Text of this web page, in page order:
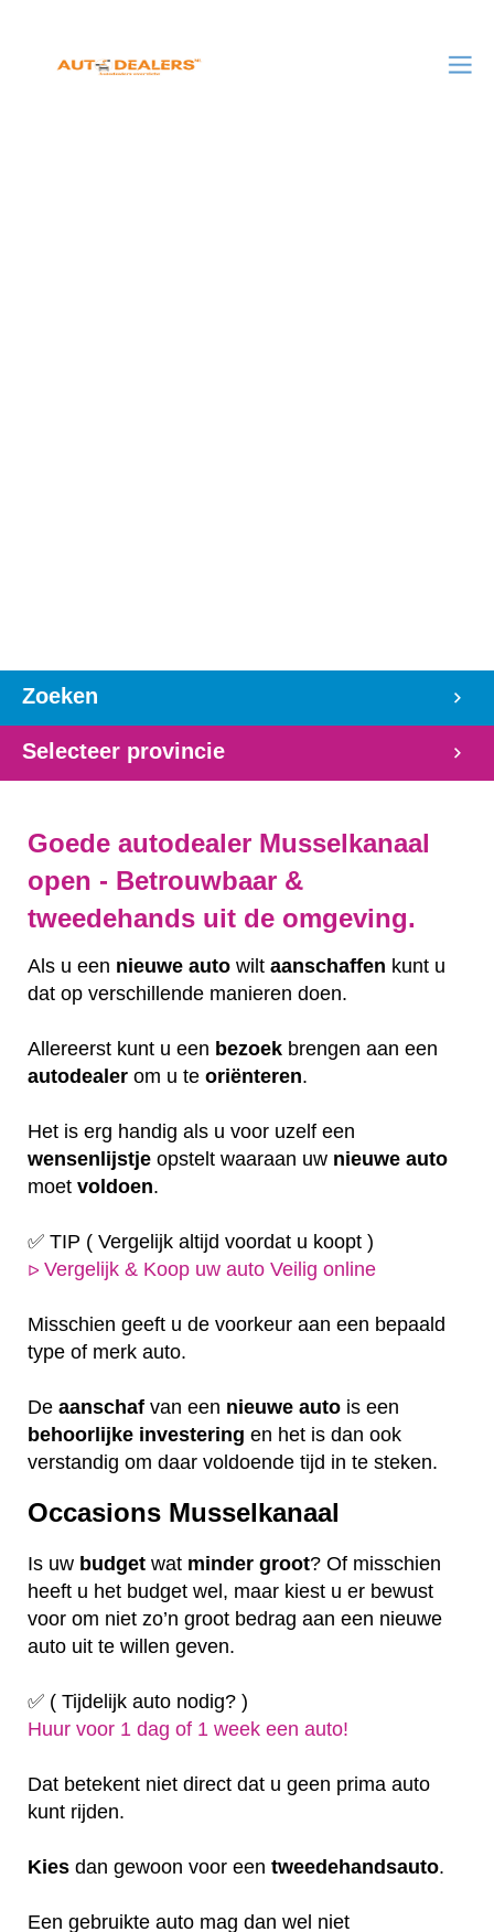
Zoeken
Selecteer provincie
Goede autodealer Musselkanaal
open - Betrouwbaar &
tweedehands uit de omgeving.
Als u een nieuwe auto wilt aanschaffen kunt u
dat op verschillende manieren doen.
Allereerst kunt u een bezoek brengen aan een
autodealer om u te oriënteren.
Het is erg handig als u voor uzelf een
wensenlijstje opstelt waaraan uw nieuwe auto
moet voldoen.
✅ TIP ( Vergelijk altijd voordat u koopt )
ᐅ Vergelijk & Koop uw auto Veilig online
Misschien geeft u de voorkeur aan een bepaald
type of merk auto.
De aanschaf van een nieuwe auto is een
behoorlijke investering en het is dan ook
verstandig om daar voldoende tijd in te steken.
Occasions Musselkanaal
Is uw budget wat minder groot? Of misschien
heeft u het budget wel, maar kiest u er bewust
voor om niet zo’n groot bedrag aan een nieuwe
auto uit te willen geven.
✅ ( Tijdelijk auto nodig? )
Huur voor 1 dag of 1 week een auto!
Dat betekent niet direct dat u geen prima auto
kunt rijden.
Kies dan gewoon voor een tweedehandsauto.
Een gebruikte auto mag dan wel niet